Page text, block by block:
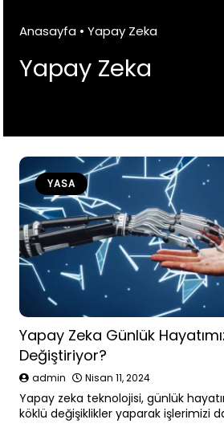
Anasayfa • Yapay Zeka
Yapay Zeka
YASA
Yapay Zeka Günlük
Değiştiriyor?
admin Nisan 11, 2024
Yapay zeka teknolojisi, günlük
köklü değişiklikler yaparak işlerimizi